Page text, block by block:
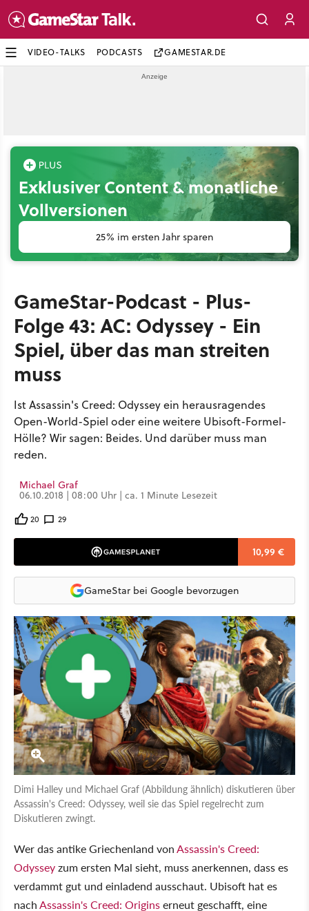
VIDEO-TALKS PODCASTS GAMESTAR.DE
Exklusiver Content & monatliche
Vollversionen
25% im ersten Jahr sparen
GameStar-Podcast - Plus-
Folge 43: AC: Odyssey - Ein
Spiel, über das man streiten
muss
Ist Assassin's Creed: Odyssey ein herausragendes
Open-World-Spiel oder eine weitere Ubisoft-Formel-
Hölle? Wir sagen: Beides. Und darüber muss man
reden.
Michael Graf
06.10.2018 | 08:00 Uhr | ca. 1 Minute Lesezeit
20 29
10,99 €
GameStar bei Google bevorzugen
Dimi Halley und Michael Graf (Abbildung ähnlich) diskutieren über
Assassin's Creed: Odyssey, weil sie das Spiel regelrecht zum
Diskutieren zwingt.
Wer das antike Griechenland vonAssassin's Creed:
Odysseyzum ersten Mal sieht, muss anerkennen, dass es
verdammt gut und einladend ausschaut. Ubisoft hat es
nachAssassin's Creed: Originserneut geschafft, eine